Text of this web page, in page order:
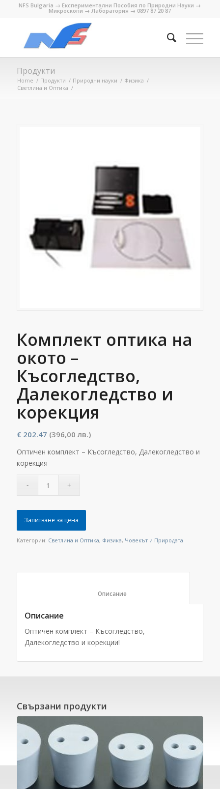
NFS Bulgaria → Експериментални Пособия по Природни Науки →
Микроскопи → Лаборатория → 0897 87 20 87
Продукти
Home / Продукти / Природни науки / Физика /
Светлина и Оптика /
Комплект оптика на
окото –
Късогледство,
Далекогледство и
корекция
€202.47 (396,00 лв.)
Оптичен комплект – Късогледство, Далекогледство и
корекция
Запитване за цена
Категории: Светлина и Оптика, Физика, Човекът и Природата
						Описание
Описание
Оптичен комплект – Късогледство,
Далекогледство и корекции!
Свързани продукти